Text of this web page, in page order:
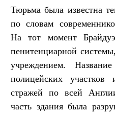
Тюрьма была известна
по словам
На тот момент
пенитенциарной
учреждением.
полицейских
стражей по всей
часть здания была